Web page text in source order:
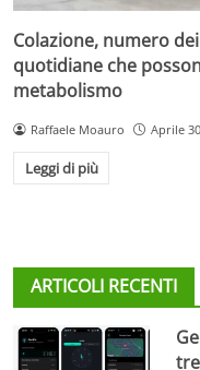
Colazione, numero
quotidiane che
metabolismo
Raffaele Moauro Aprile
Leggi di più
ARTICOLI RECENTI